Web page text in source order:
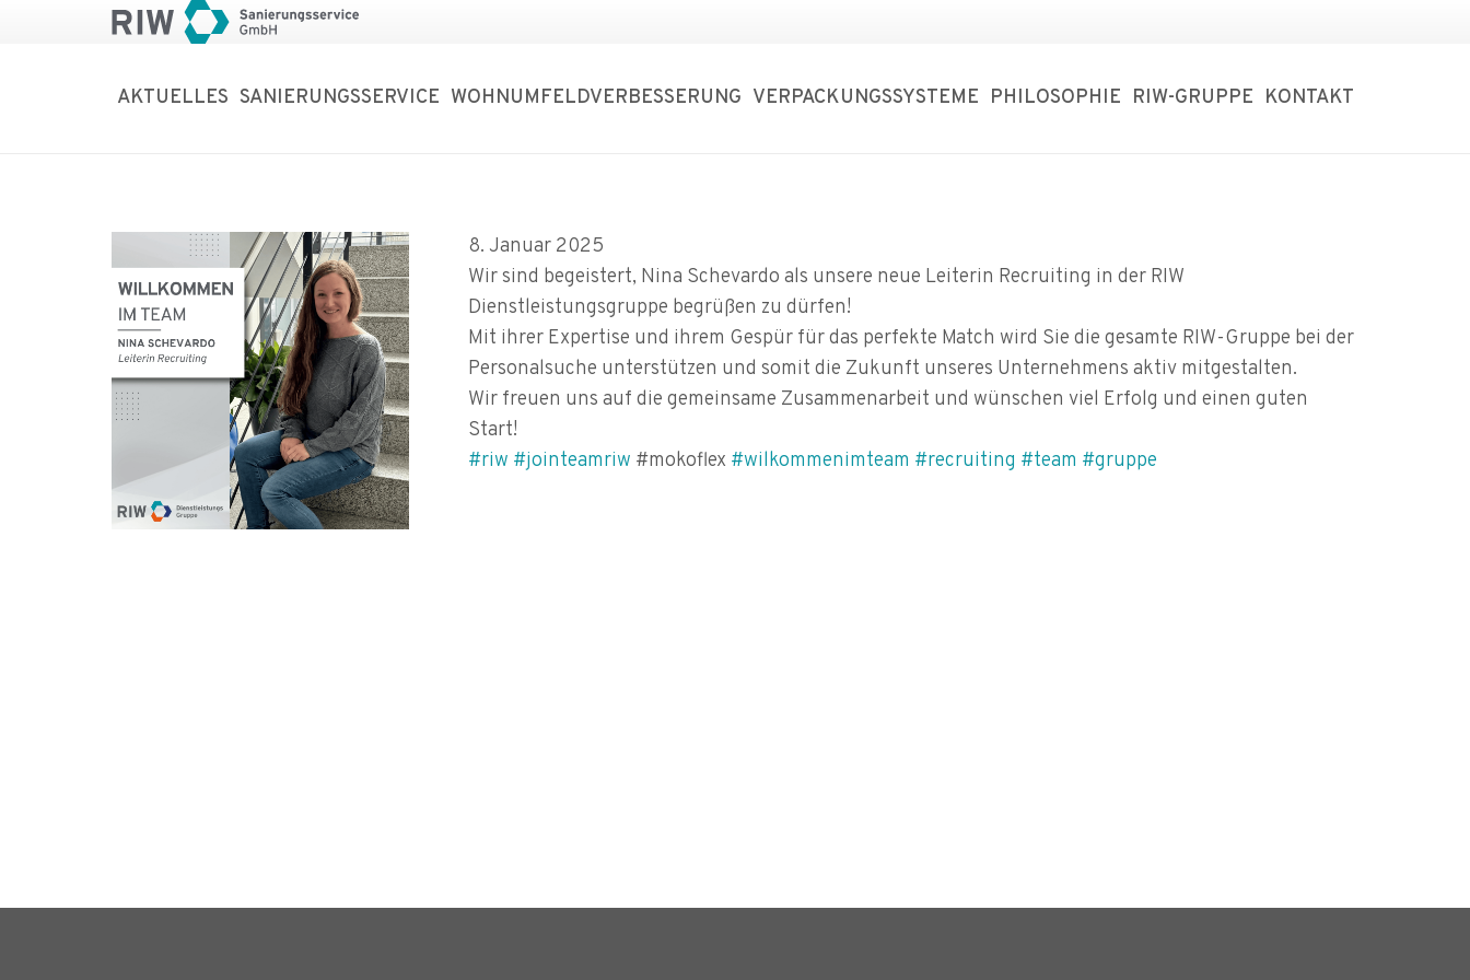
AKTUELLES SANIERUNGSSERVICE WOHNUMFELDVERBESSERUNG VERPACKUNGSSYSTEME PHILOSOPHIE RIW-GRUPPE KONTAKT
8. Januar 2025
Wir sind begeistert, Nina Schevardo als unsere neue Leiterin Recruiting in der RIW
Dienstleistungsgruppe begrüßen zu dürfen!
Mit ihrer Expertise und ihrem Gespür für das perfekte Match wird Sie die gesamte RIW-Gruppe bei der
Personalsuche unterstützen und somit die Zukunft unseres Unternehmens aktiv mitgestalten.
Wir freuen uns auf die gemeinsame Zusammenarbeit und wünschen viel Erfolg und einen guten
Start!
#riw #jointeamriw #mokoflex #wilkommenimteam #recruiting #team #gruppe